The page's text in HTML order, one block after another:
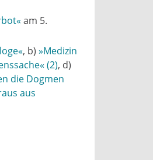
am 5.
, b) »Medizin
(2), d)
die Dogmen
aus